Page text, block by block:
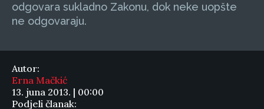
odgovara sukladno Zakonu, dok neke uopšte
ne odgovaraju.
Autor:
Erna Mačkić
13. juna 2013. | 00:00
Podjeli članak: